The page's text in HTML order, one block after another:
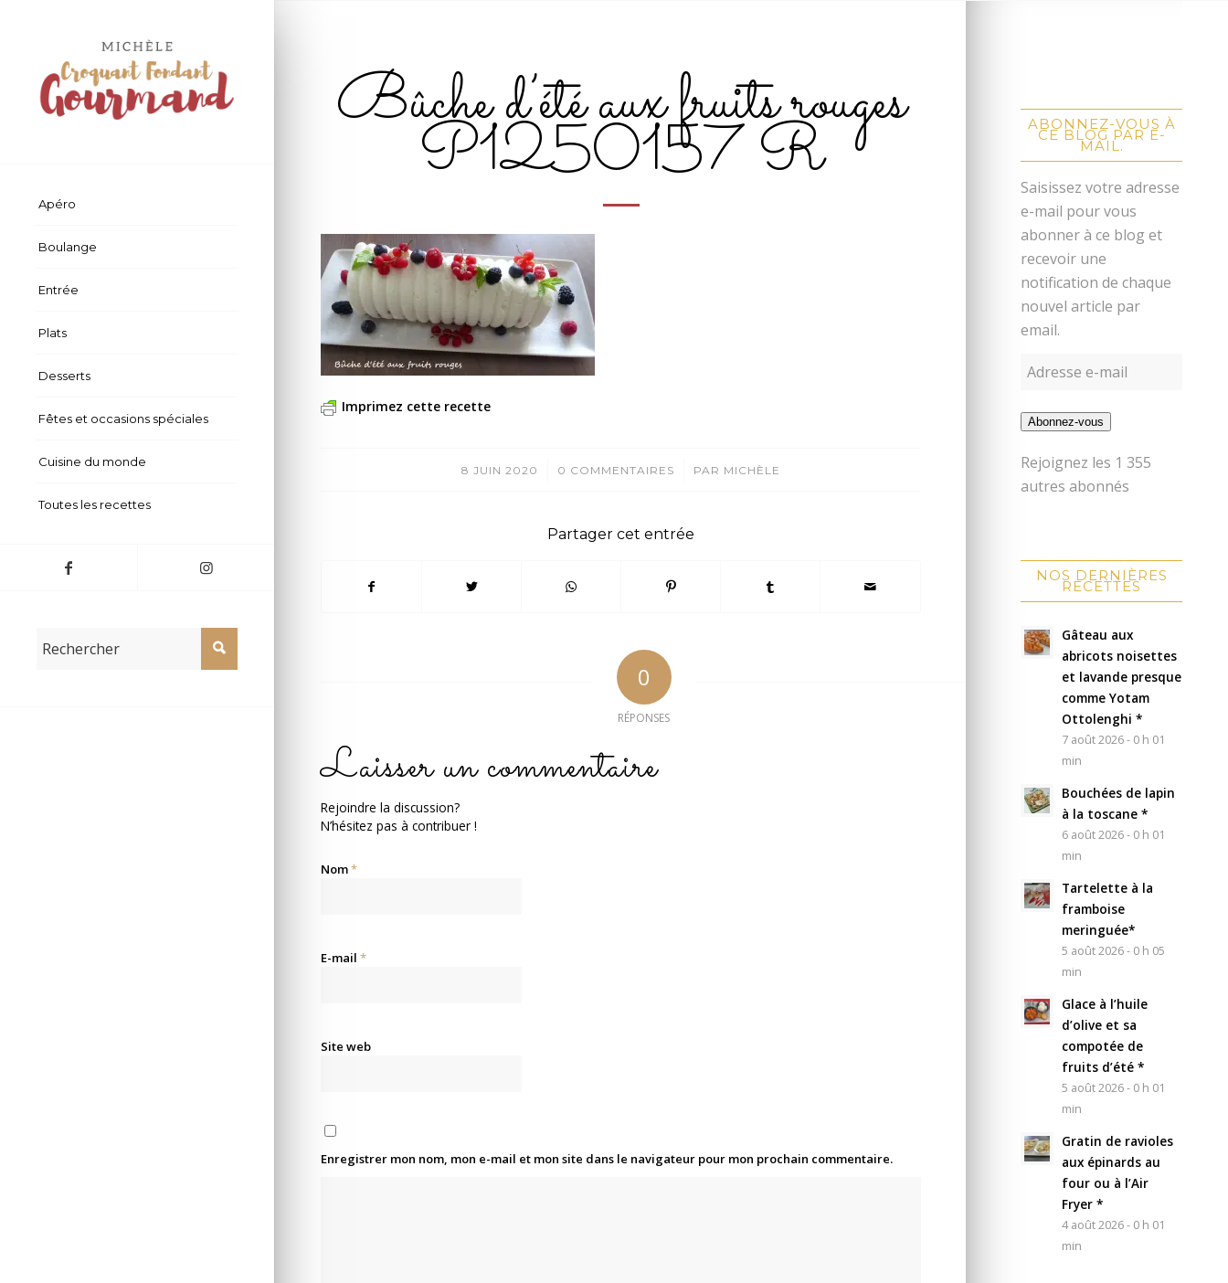
Apéro
Boulange
Entrée
Plats
Desserts
Fêtes et occasions spéciales
Cuisine du monde
Toutes les recettes
Bûche d’été aux fruits rouges
P1250157 R
Imprimez cette recette
8 JUIN 2020
/ 0 COMMENTAIRES
/ PAR MICHÈLE
Partager cet entrée
0
RÉPONSES
Laisser un commentaire
Rejoindre la discussion?
N’hésitez pas à contribuer !
Nom*
E-mail *
Site web
Enregistrer mon nom, mon e-mail et mon site dans le navigateur pour mon prochain commentaire.
ABONNEZ-VOUS À
CE BLOG PAR E-
MAIL.
Saisissez votre adresse
e-mail pour vous
abonner à ce blog et
recevoir une
notification de chaque
nouvel article par
email.
Abonnez-vous
Rejoignez les 1 355
autres abonnés
NOS DERNIÈRES
RECETTES
Gâteau aux
abricots noisettes
et lavande presque
comme Yotam
Ottolenghi *
7 août 2026 - 0 h 01
min
Bouchées de lapin
à la toscane *
6 août 2026 - 0 h 01
min
Tartelette à la
framboise
meringuée*
5 août 2026 - 0 h 05
min
Glace à l’huile
d’olive et sa
compotée de
fruits d’été *
5 août 2026 - 0 h 01
min
Gratin de ravioles
aux épinards au
four ou à l’Air
Fryer *
4 août 2026 - 0 h 01
min